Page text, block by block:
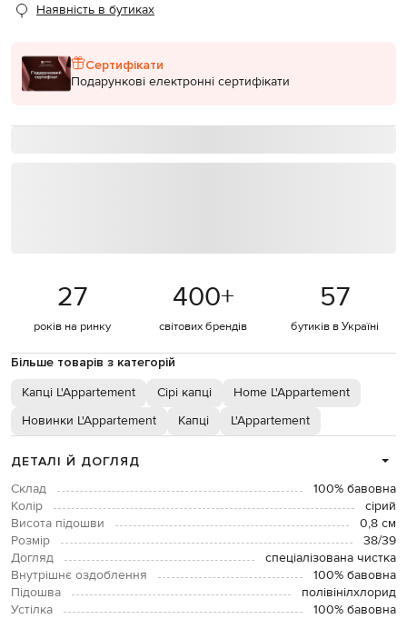
Наявність в бутиках
Сертифікати
Подарункові електронні сертифікати
27
років на ринку
400+
світових брендів
57
бутиків в Україні
Більше товарів з категорій
Капці L'Appartement Сірі капці
Home L'Appartement
Новинки L'Appartement
Капці L'Appartement
ДЕТАЛІ Й ДОГЛЯД
Склад
100% бавовна
Колір
сірий
Висота підошви
0,8 см
Розмір
38/39
Догляд
спеціалізована чистка
Внутрішнє оздоблення
100% бавовна
Підошва
полівінілхлорид
Устілка
100% бавовна